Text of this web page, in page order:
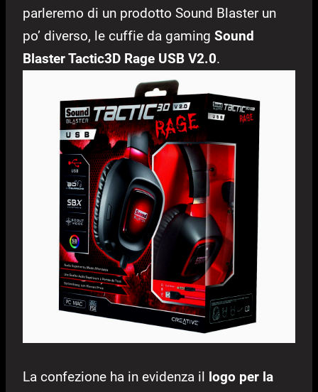
parleremo di un prodotto Sound Blaster un
po’ diverso, le cuffie da gaming Sound
Blaster Tactic3D Rage USB V2.0.
La confezione ha in evidenza il logo per la